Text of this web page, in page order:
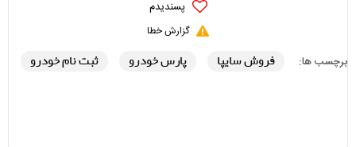
پسندیدم
گزارش خطا
برچسب ها: فروش سایپا پارس خودرو ثبت نام خودرو